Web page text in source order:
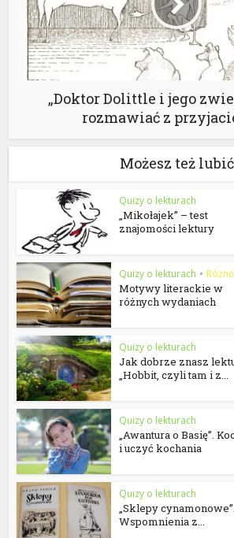
„Doktor Dolittle i jego
rozmawiać z
Możesz też lubić
Quizy o lekturach
„Mikołajek” – test
znajomości lektury
Quizy o lekturach •
Motywy literackie w
różnych wydaniach
Quizy o lekturach
Jak dobrze znasz
„Hobbit, czyli tam i z...
Quizy o lekturach
„Awantura o Basię”.
i uczyć kochania
Quizy o lekturach
„Sklepy cynamonowe”.
Wspomnienia z...